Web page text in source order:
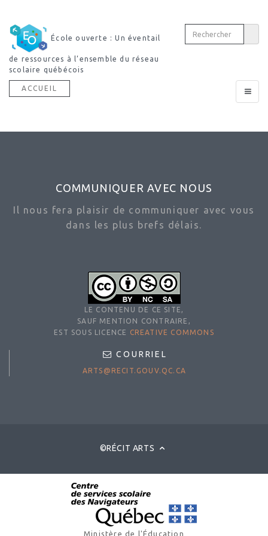
École ouverte : Un éventail
de ressources à l’ensemble du réseau
scolaire québécois
Toggle
ACCUEIL
COMMUNIQUER AVEC NOUS
Il nous fera plaisir de communiquer avec vous
dans les plus brefs délais.
LE CONTENU DE CE SITE,
SAUF MENTION CONTRAIRE,
EST SOUS LICENCE
CREATIVE COMMONS
COURRIEL
ARTS@RECIT.GOUV.QC.CA
©RÉCIT ARTS
Ministère de l'Éducation